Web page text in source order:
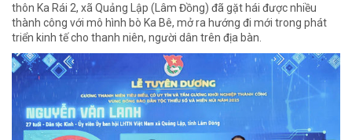
thôn Ka Rái 2, xã Quảng Lập (Lâm Đồng) đã gặt hái được nhiều
thành công với mô hình bò Ka Bê, mở ra hướng đi mới trong phát
triển kinh tế cho thanh niên, người dân trên địa bàn.